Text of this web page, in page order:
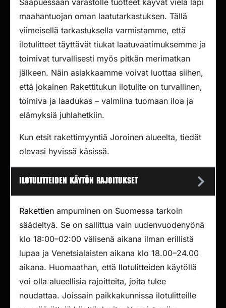
Saapuessaan varastolle tuotteet käyvät vielä läpi
maahantuojan oman laatutarkastuksen. Tällä
viimeisellä tarkastuksella varmistamme, että
ilotulitteet täyttävät tiukat laatuvaatimuksemme ja
toimivat turvallisesti myös pitkän merimatkan
jälkeen. Näin asiakkaamme voivat luottaa siihen,
että jokainen Rakettitukun ilotulite on turvallinen,
toimiva ja laadukas – valmiina tuomaan iloa ja
elämyksiä juhlahetkiin.
Kun etsit rakettimyyntiä Joroinen alueelta, tiedät
olevasi hyvissä käsissä.
Ilotulitteiden käytön rajoitukset
Rakettien ampuminen on Suomessa tarkoin
säädeltyä. Se on sallittua vain uudenvuodenyönä
klo 18:00–02:00 välisenä aikana ilman erillistä
lupaa ja Venetsialaisten aikana klo 18.00–24.00
aikana. Huomaathan, että Ilotulitteiden käytöllä
voi olla alueellisia rajoitteita, joita tulee
noudattaa. Joissain paikkakunnissa ilotulitteille